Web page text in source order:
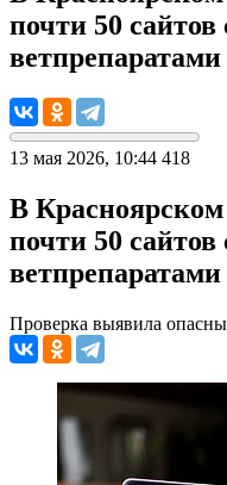
почти 50
ветпрепаратами
13 мая 2026, 10:44 418
В
почти 50
ветпрепаратами
Проверка выявила